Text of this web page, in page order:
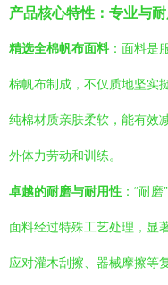
产品核心特性：专业与
精选全棉帆布面料 ：面料是
棉帆布制成，不仅质地坚实
纯棉材质亲肤柔软，能有效
外体力劳动和训练。
卓越的耐磨与耐用性 ：“耐
面料经过特殊工艺处理，显
应对灌木刮擦、器械摩擦等